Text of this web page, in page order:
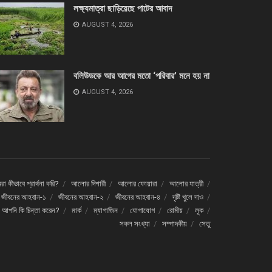
লক্ষ্যমাত্রা ছাড়িয়েছে পাটের আবাদ
AUGUST 4, 2026
বলিউডকে আর আগের মতো ‘পরিবার’ মনে হয় না
AUGUST 4, 2026
কীভাবে প্রার্থনা করি? আলোর দিশারী আলোর ফোয়ারা
আলোর যাত্রী
জীবনের আহবান-১ জীবনের আহবান-২ জীবনের আহবান-৪
দৃষ্টি খুলে দাও
কি চিন্তা করেন? মার্ক ম্যাগাজিন যোগাযোগ রোমীয়
লূক
সকল সংখ্যা
সম্পাদকীয় সেতু